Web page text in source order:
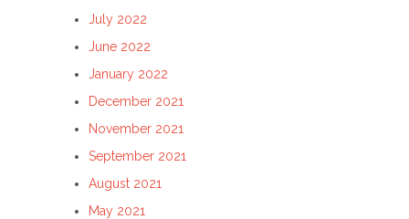
July 2022
June 2022
January 2022
December 2021
November 2021
September 2021
August 2021
May 2021